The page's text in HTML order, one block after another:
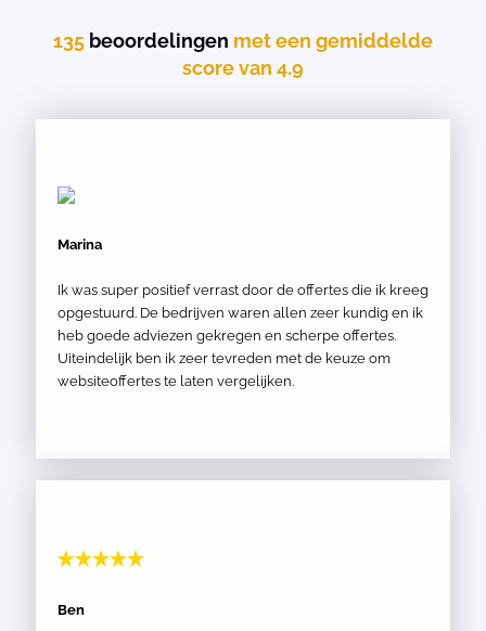
135 beoordelingen met een gemiddelde
score van 4.9
Marina
Ik was super positief verrast door de offertes die ik kreeg
opgestuurd. De bedrijven waren allen zeer kundig en ik
heb goede adviezen gekregen en scherpe offertes.
Uiteindelijk ben ik zeer tevreden met de keuze om
websiteoffertes te laten vergelijken.
Ben